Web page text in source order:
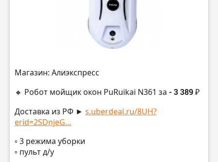
Магазин: Алиэкспресс
🔸 Робот мойщик окон PuRuikai N361 за - 3 389 ₽
Доставка из РФ ► s.uberdeal.ru/8UH?
erid=2SDnjeG...
▫️ 3 режима уборки
▫️ пульт д/у